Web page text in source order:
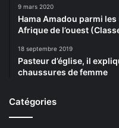
9 mars 2020
Hama Amadou parmi
Afrique de l’ouest
18 septembre 2019
Pasteur d’église, il
chaussures de femme
Catégories